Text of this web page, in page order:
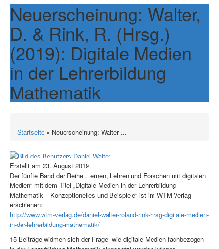
Neuerscheinung: Walter,
D. & Rink, R. (Hrsg.)
(2019): Digitale Medien
in der Lehrerbildung
Mathematik
Startseite » Neuerscheinung: Walter ...
Erstellt am 23. August 2019
Der fünfte Band der Reihe „Lernen, Lehren und Forschen mit digitalen
Medien“ mit dem Titel „Digitale Medien in der Lehrerbildung
Mathematik – Konzeptionelles und Beispiele“ ist im WTM-Verlag
erschienen:
http://www.wtm-verlag.de/daniel-walter-roland-rink-hrsg-digitale-medien-
in-der-lehrerbildung-mathematik/
15 Beiträge widmen sich der Frage, wie digitale Medien fachbezogen